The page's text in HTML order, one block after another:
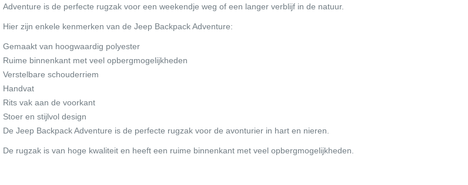
Adventure is de perfecte rugzak voor een weekendje weg of een langer verblijf in de natuur.
Hier zijn enkele kenmerken van de Jeep Backpack Adventure:
Gemaakt van hoogwaardig polyester
Ruime binnenkant met veel opbergmogelijkheden
Verstelbare schouderriem
Handvat
Rits vak aan de voorkant
Stoer en stijlvol design
De Jeep Backpack Adventure is de perfecte rugzak voor de avonturier in hart en nieren.
De rugzak is van hoge kwaliteit en heeft een ruime binnenkant met veel opbergmogelijkheden.